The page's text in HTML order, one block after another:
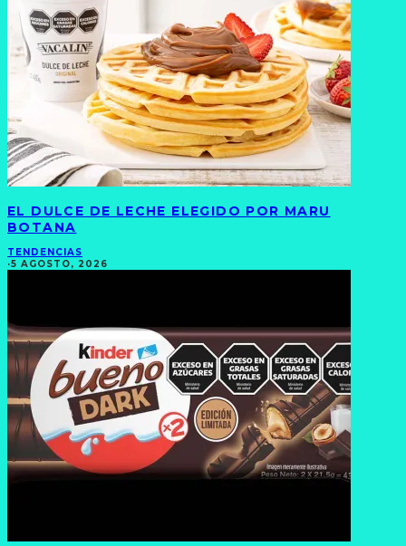
EL DULCE DE LECHE ELEGIDO POR MARU
BOTANA
TENDENCIAS
·5 AGOSTO, 2026